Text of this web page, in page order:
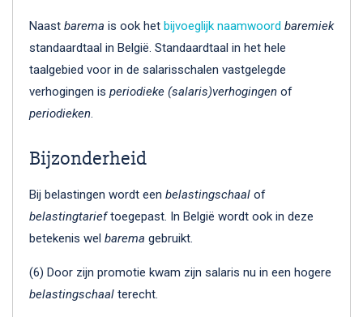
Naast barema is ook het bijvoeglijk naamwoord baremiek
standaardtaal in België. Standaardtaal in het hele
taalgebied voor in de salarisschalen vastgelegde
verhogingen is periodieke (salaris)verhogingen of
periodieken.
Bijzonderheid
Bij belastingen wordt een belastingschaal of
belastingtarieftoegepast. In België wordt ook in deze
betekenis wel barema gebruikt.
(6) Door zijn promotie kwam zijn salaris nu in een hogere
belastingschaal terecht.